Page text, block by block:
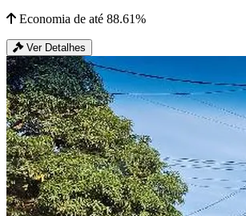
Economia de até 88.61%
Ver Detalhes